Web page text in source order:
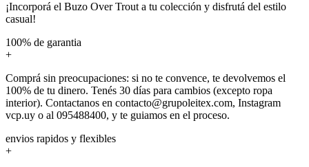
¡Incorporá el Buzo Over Trout a tu colección y disfrutá del estilo
casual!
100% de garantia
+
Comprá sin preocupaciones: si no te convence, te devolvemos el
100% de tu dinero. Tenés 30 días para cambios (excepto ropa
interior). Contactanos en contacto@grupoleitex.com, Instagram
vcp.uy o al 095488400, y te guiamos en el proceso.
envios rapidos y flexibles
+